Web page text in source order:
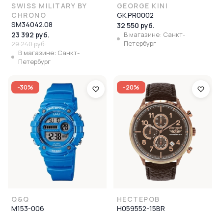
SWISS MILITARY BY
CHRONO
SM34042.08
23 392 руб.
29 240 руб.
В магазине: Санкт-
Петербург
GEORGE KINI
GK.PR0002
32 550 руб.
В магазине: Санкт-
Петербург
-30%
Q&Q
M153-006
-20%
НЕСТЕРОВ
H059552-15BR